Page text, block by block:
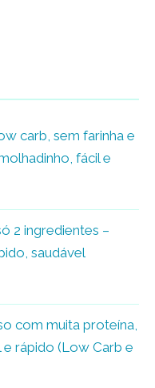
carb, sem farinha e
fácil e
2 ingredientes –
saudável
com muita proteína,
rápido (Low Carb e